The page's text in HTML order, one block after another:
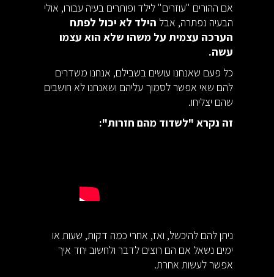
אם ההורים "עוזרים" לילד ופותרים בעיה עבורו, אולי
הבעיה נפתרה, אבל הילד לא יכול לפתח
הערכה עצמית על משהו שלא הוא עצמו
עשה.
כל פעם שאנחנו עושים בשבילם, אנחנו משדרים
להם שאי אפשר לסמוך עליהם ושאנחנו לא חושבים
שהם יצליחו.
זה נקרא "לשדוד מהם חזרות":
ניתן להם להיכשל, ואז, אחרי כמה דקות, שעות או
ימים נשאל אם הם רוצים לדבר ולחשוב יחד איך
אפשר לעשות אחרת.